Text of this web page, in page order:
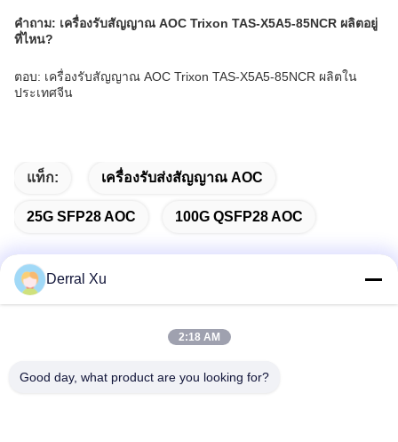
คําถาม: เครื่องรับสัญญาณ AOC Trixon TAS-X5A5-85NCR ผลิตอยู่
ที่ไหน?
ตอบ: เครื่องรับสัญญาณ AOC Trixon TAS-X5A5-85NCR ผลิตใน
ประเทศจีน
แท็ก: เครื่องรับส่งสัญญาณ AOC
25G SFP28 AOC 100G QSFP28 AOC
ที่อยู่
Derral Xu
2:18 AM
Good day, what product are you looking for?